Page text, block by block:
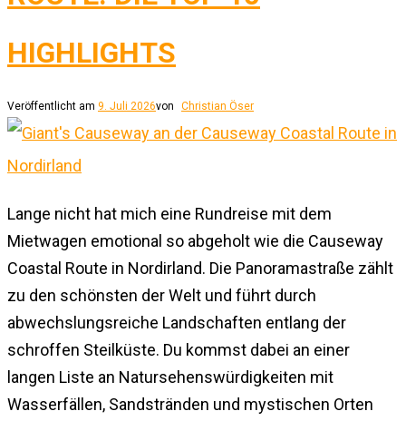
HIGHLIGHTS
Veröffentlicht am 9. Juli 2026von Christian Öser
Lange nicht hat mich eine Rundreise mit dem
Mietwagen emotional so abgeholt wie die Causeway
Coastal Route in Nordirland. Die Panoramastraße zählt
zu den schönsten der Welt und führt durch
abwechslungsreiche Landschaften entlang der
schroffen Steilküste. Du kommst dabei an einer
langen Liste an Natursehenswürdigkeiten mit
Wasserfällen, Sandstränden und mystischen Orten